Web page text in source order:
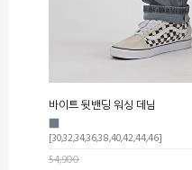
바이트 뒷밴딩 워싱 데님
[30,32,34,36,38,40,42,44,46]
54,900